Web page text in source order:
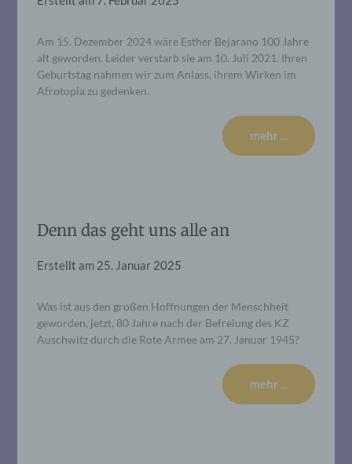
Am 15. Dezember 2024 wäre Esther Bejarano 100 Jahre
alt geworden. Leider verstarb sie am 10. Juli 2021. Ihren
Geburtstag nahmen wir zum Anlass, ihrem Wirken im
Afrotopia zu gedenken.
mehr ...
Denn das geht uns alle an
Erstellt am 25. Januar 2025
Was ist aus den großen Hoffnungen der Menschheit
geworden, jetzt, 80 Jahre nach der Befreiung des KZ
Auschwitz durch die Rote Armee am 27. Januar 1945?
mehr ...